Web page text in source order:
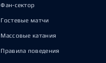
Фан-сектор
Гостевые матчи
Массовые катания
Правила поведения